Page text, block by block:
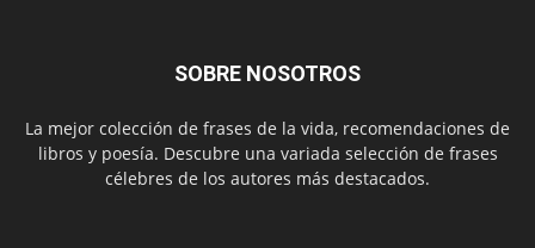
SOBRE NOSOTROS
La mejor colección de frases de la vida, recomendaciones de
libros y poesía. Descubre una variada selección de frases
célebres de los autores más destacados.